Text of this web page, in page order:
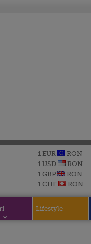
1 EUR
RON
1 USD
RON
1 GBP
RON
1 CHF
RON
Lifestyle